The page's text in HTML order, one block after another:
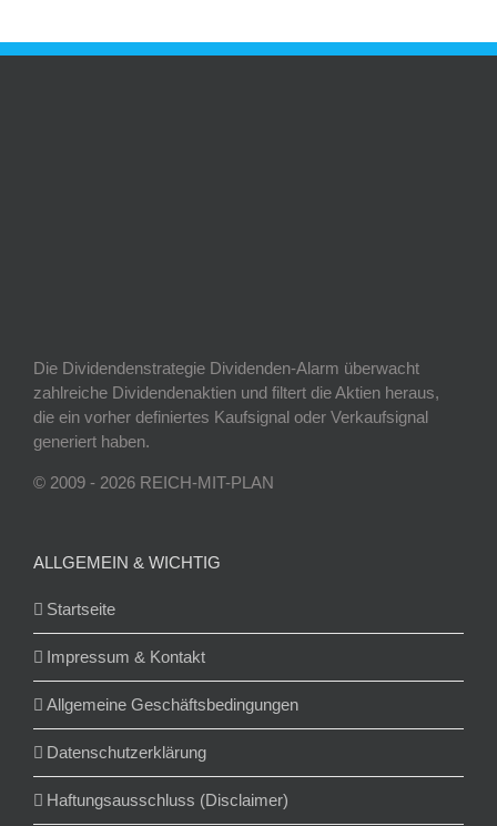
Die Dividendenstrategie Dividenden-Alarm überwacht
zahlreiche Dividendenaktien und filtert die Aktien heraus,
die ein vorher definiertes Kaufsignal oder Verkaufsignal
generiert haben.
© 2009 - 2026 REICH-MIT-PLAN
ALLGEMEIN & WICHTIG
Startseite
Impressum & Kontakt
Allgemeine Geschäftsbedingungen
Datenschutzerklärung
Haftungsausschluss (Disclaimer)